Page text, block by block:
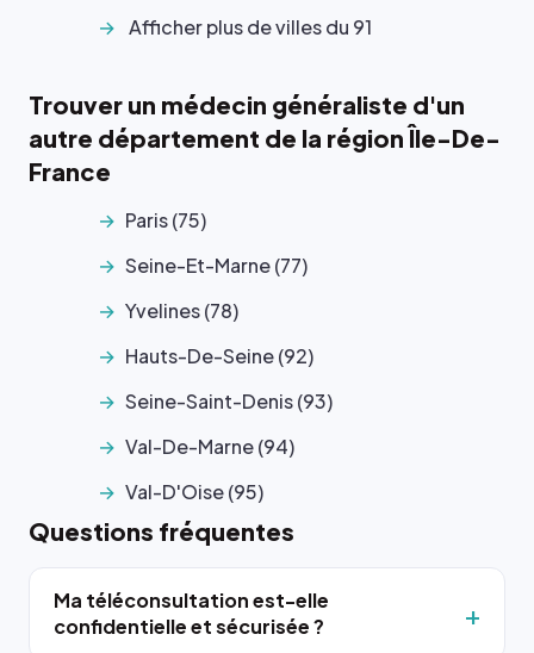
Afficher plus de villes du 91
Trouver un médecin généraliste d'un
autre département de la région Île-De-
France
Paris (75)
Seine-Et-Marne (77)
Yvelines (78)
Hauts-De-Seine (92)
Seine-Saint-Denis (93)
Val-De-Marne (94)
Val-D'Oise (95)
Questions fréquentes
Ma téléconsultation est-elle
confidentielle et sécurisée ?